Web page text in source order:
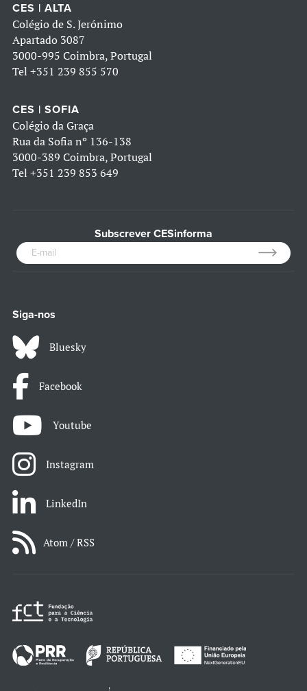
CES | ALTA
Colégio de S. Jerónimo
Apartado 3087
3000-995 Coimbra, Portugal
Tel +351 239 855 570
CES | SOFIA
Colégio da Graça
Rua da Sofia nº 136-138
3000-389 Coimbra, Portugal
Tel +351 239 853 649
Subscrever CESinforma
Siga-nos
Bluesky
Facebook
Youtube
Instagram
LinkedIn
Atom / RSS